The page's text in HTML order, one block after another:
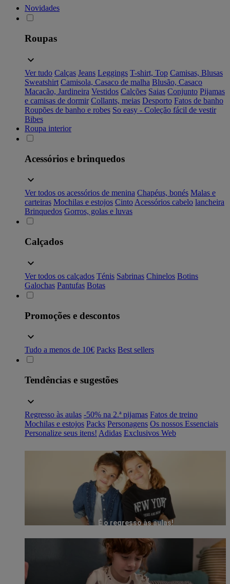
Novidades
Roupas
Ver tudo Calças Jeans Leggings T-shirt, Top Camisas, Blusas
Sweatshirt Camisola, Casaco de malha Blusão, Casaco
Macacão, Jardineira Vestidos Calções Saias Conjunto Pijamas
e camisas de dormir Collants, meias Desporto Fatos de banho
Roupões de banho e robes So easy - Coleção fácil de vestir
Bibes
Roupa interior
Acessórios e brinquedos
Ver todos os acessórios de menina Chapéus, bonés Malas e
carteiras Mochilas e estojos Cinto Acessórios cabelo lancheira
Brinquedos Gorros, golas e luvas
Calçados
Ver todos os calçados Ténis Sabrinas Chinelos Botins
Galochas Pantufas Botas
Promoções e descontos
Tudo a menos de 10€ Packs Best sellers
Tendências e sugestões
Regresso às aulas -50% na 2.ª pijamas Fatos de treino
Mochilas e estojos Packs Personagens Os nossos Essenciais
Personalize seus itens! Adidas Exclusivos Web
É o regresso às aulas!